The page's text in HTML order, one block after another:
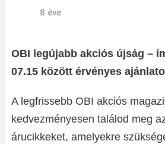
8 éve
OBI legújabb akciós újság –
07.15 között érvényes
A legfrissebb OBI akciós
kedvezményesen találod meg
árucikkeket, amelyekre